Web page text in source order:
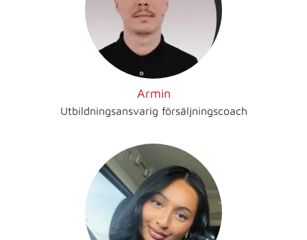
Armin
Utbildningsansvarig försäljningscoach